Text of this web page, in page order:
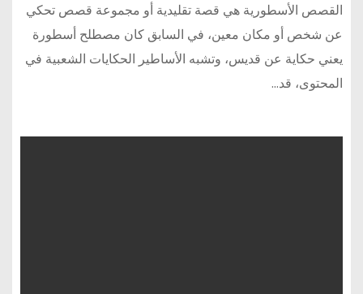
القصص الأسطورية هي قصة تقليدية أو مجموعة قصص تحكي
عن شخص أو مكان معين، في السابق كان مصطلح أسطورة
يعني حكاية عن قديس، وتشبه الأساطير الحكايات الشعبية في
المحتوى، قد…